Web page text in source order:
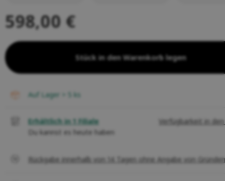
598,00 €
Stück in den Warenkorb legen
auf Lager > 5 ks
Erhältlich in 1 Filiale
Du kannst es heute haben
Verfügbarkeit in
Rückgabe innerhalb von 14 Tagen ohne Angabe von Gründen